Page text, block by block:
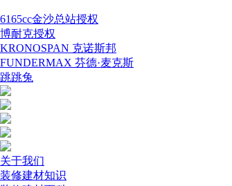
6165cc金沙总站授权
博耐克授权
KRONOSPAN 克诺斯邦
FUNDERMAX 芬德·麦克斯
跳跳兔
关于我们
装修建材知识